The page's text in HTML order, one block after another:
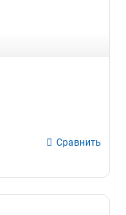
Сравнить